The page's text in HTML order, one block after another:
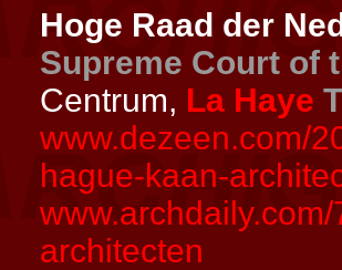
Hoge Raad der
Supreme Court of
Centrum, La Haye
www.dezeen.com/
hague-kaan-
architecten